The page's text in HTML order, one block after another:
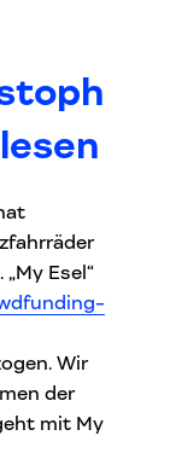
Esel“
Wir
der
mit My